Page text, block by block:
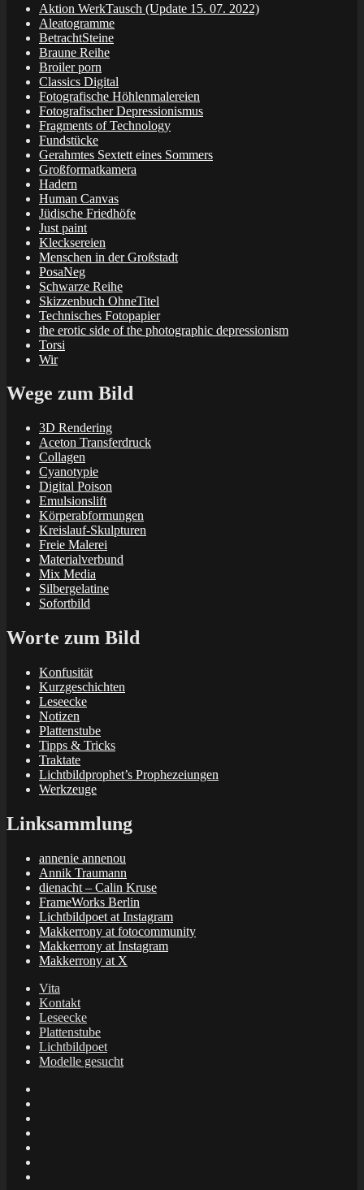
Aktion WerkTausch (Update 15. 07. 2022)
Aleatogramme
BetrachtSteine
Braune Reihe
Broiler porn
Classics Digital
Fotografische Höhlenmalereien
Fotografischer Depressionismus
Fragments of Technology
Fundstücke
Gerahmtes Sextett eines Sommers
Großformatkamera
Hadern
Human Canvas
Jüdische Friedhöfe
Just paint
Klecksereien
Menschen in der Großstadt
PosaNeg
Schwarze Reihe
Skizzenbuch OhneTitel
Technisches Fotopapier
the erotic side of the photographic depressionism
Torsi
Wir
Wege zum Bild
3D Rendering
Aceton Transferdruck
Collagen
Cyanotypie
Digital Poison
Emulsionslift
Körperabformungen
Kreislauf-Skulpturen
Freie Malerei
Materialverbund
Mix Media
Silbergelatine
Sofortbild
Worte zum Bild
Konfusität
Kurzgeschichten
Leseecke
Notizen
Plattenstube
Tipps & Tricks
Traktate
Lichtbildprophet’s Prophezeiungen
Werkzeuge
Linksammlung
annenie annenou
Annik Traumann
dienacht – Calin Kruse
FrameWorks Berlin
Lichtbildpoet at Instagram
Makkerrony at fotocommunity
Makkerrony at Instagram
Makkerrony at X
Vita
Kontakt
Leseecke
Plattenstube
Lichtbildpoet
Modelle gesucht